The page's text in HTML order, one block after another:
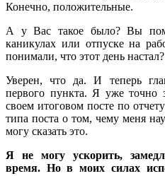
Конечно, положительные.
А у Вас такое было? Вы
каникулах или отпуске на
понимали, что этот день настал?
Уверен, что да. И теперь
первого пункта. Я уже
своем итоговом посте по
типа поста о том, чему меня
могу сказать это.
Я не могу ускорить,
время. Но в моих силах